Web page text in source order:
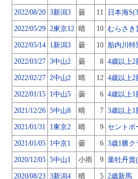
2022/08/20 3新潟3 曇 11 日本海
2022/05/29 2東京12 晴 10 むらさき
2022/05/14 1新潟3 曇 10 胎内川特
2022/03/27 3中山2 曇 8 4歳以上2
2022/02/27 2中山2 晴 12 4歳以上2
2022/01/15 1中山5 曇 6 4歳以上1
2021/12/26 5中山8 晴 7 3歳以上1
2021/01/31 1東京2 晴 9 セントポ
2021/01/05 1中京1 曇 6 3歳1勝ク
2020/12/05 5中山1 小雨 9 葉牡丹賞
2020/08/23 3新潟4 晴 5 2歳新馬